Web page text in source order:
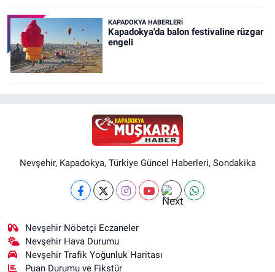
KAPADOKYA HABERLERI
Kapadokya'da balon festivaline rüzgar
engeli
Nevşehir, Kapadokya, Türkiye Güncel Haberleri, Sondakika
Nevşehir Nöbetçi Eczaneler
Nevşehir Hava Durumu
Nevşehir Trafik Yoğunluk Haritası
Puan Durumu ve Fikstür